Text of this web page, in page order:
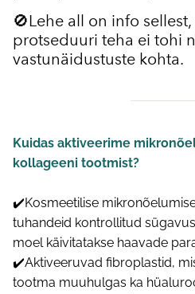
🚫Lehe all on info
protseduuri teha ei tohi
vastunäidustuste kohta.
Kuidas aktiveerime
kollageeni tootmist?
✔️Kosmeetilise
tuhandeid kontrollitud
moel käivitatakse haavade
✔️Aktiveeruvad fibroplastid,
tootma muuhulgas ka